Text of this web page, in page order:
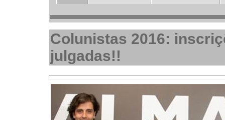
Colunistas 2016:
julgadas!!